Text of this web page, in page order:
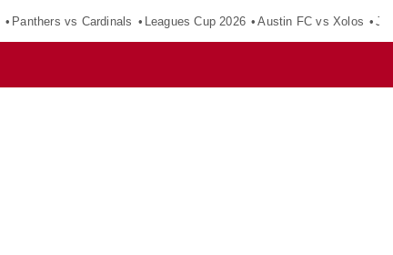
Panthers vs Cardinals Leagues Cup 2026 Austin FC vs Xolos